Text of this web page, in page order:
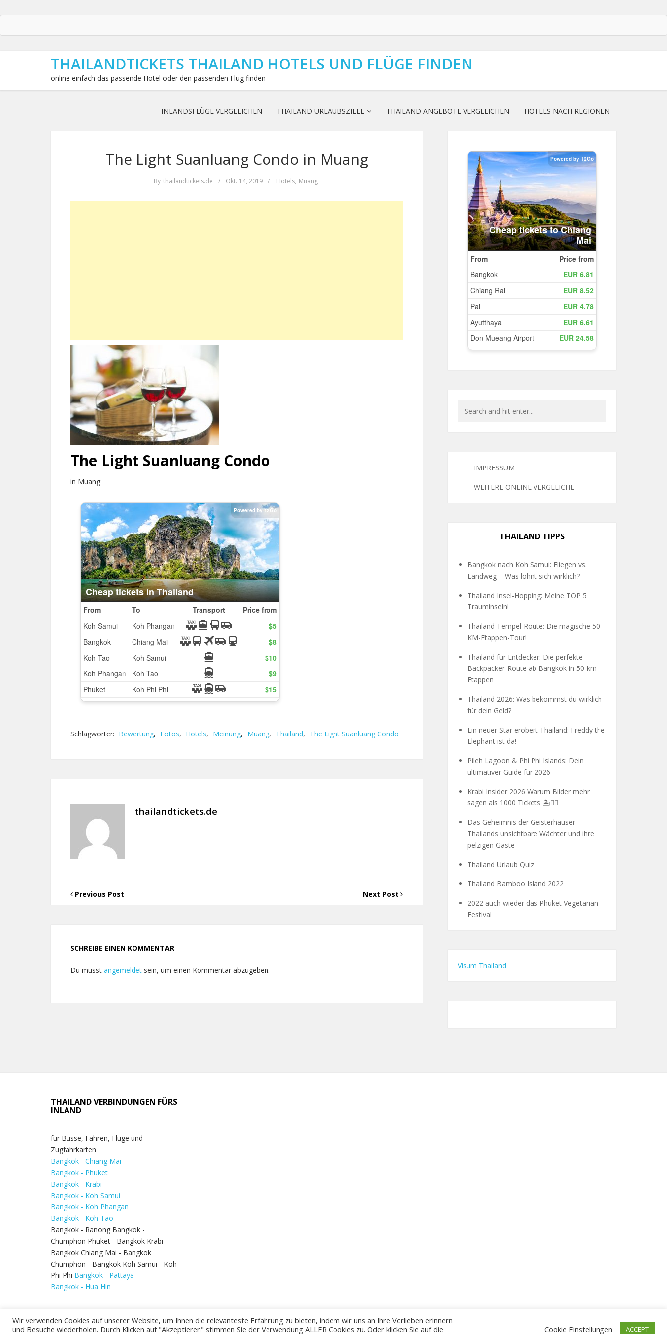
THAILANDTICKETS THAILAND HOTELS UND FLÜGE FINDEN
online einfach das passende Hotel oder den passenden Flug finden
INLANDSFLÜGE VERGLEICHEN THAILAND URLAUBSZIELE THAILAND ANGEBOTE VERGLEICHEN HOTELS NACH REGIONEN
The Light Suanluang Condo in Muang
By thailandtickets.de / Okt. 14, 2019 / Hotels, Muang
The Light Suanluang Condo
in Muang
Schlagwörter: Bewertung, Fotos, Hotels, Meinung, Muang, Thailand, The Light Suanluang Condo
thailandtickets.de
Previous Post Next Post
SCHREIBE EINEN KOMMENTAR
Du musst angemeldet sein, um einen Kommentar abzugeben.
IMPRESSUM
WEITERE ONLINE VERGLEICHE
THAILAND TIPPS
Bangkok nach Koh Samui: Fliegen vs.
Landweg – Was lohnt sich wirklich?
Thailand Insel-Hopping: Meine TOP 5
Trauminseln!
Thailand Tempel-Route: Die magische 50-
KM-Etappen-Tour!
Thailand für Entdecker: Die perfekte
Backpacker-Route ab Bangkok in 50-km-
Etappen
Thailand 2026: Was bekommst du wirklich
für dein Geld?
Ein neuer Star erobert Thailand: Freddy the
Elephant ist da!
Pileh Lagoon & Phi Phi Islands: Dein
ultimativer Guide für 2026
Krabi Insider 2026 Warum Bilder mehr
sagen als 1000 Tickets 🏝️🧗‍♂️
Das Geheimnis der Geisterhäuser –
Thailands unsichtbare Wächter und ihre
pelzigen Gäste
Thailand Urlaub Quiz
Thailand Bamboo Island 2022
2022 auch wieder das Phuket Vegetarian
Festival
Visum Thailand
THAILAND VERBINDUNGEN FÜRS
INLAND
für Busse, Fähren, Flüge und
Zugfahrkarten
Bangkok - Chiang Mai
Bangkok - Phuket
Bangkok - Krabi
Bangkok - Koh Samui
Bangkok - Koh Phangan
Bangkok - Koh Tao
Bangkok - Ranong Bangkok -
Chumphon Phuket - Bangkok Krabi -
Bangkok Chiang Mai - Bangkok
Chumphon - Bangkok Koh Samui - Koh
Phi Phi Bangkok - Pattaya
Bangkok - Hua Hin
Wir verwenden Cookies auf unserer Website, um Ihnen die relevanteste Erfahrung zu bieten, indem wir uns an Ihre Vorlieben erinnern
und Besuche wiederholen. Durch Klicken auf "Akzeptieren" stimmen Sie der Verwendung ALLER Cookies zu. Oder klicken Sie auf die
Cookie Einstellungen ACCEPT